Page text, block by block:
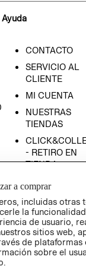
Ayuda
CONTACTO
SERVICIO AL
CLIENTE
MI CUENTA
NUESTRAS
TIENDAS
- RETIRO EN
TIENDA
CONDICIONES
AVISO DE
PRIVACIDAD
GIFT CARD
AVISO DE
a comprar
incluidas otras
la
de usuario,
sitios web,
de plataformas
sobre el